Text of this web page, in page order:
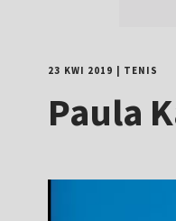
23 KWI 2019 TENIS
Paula